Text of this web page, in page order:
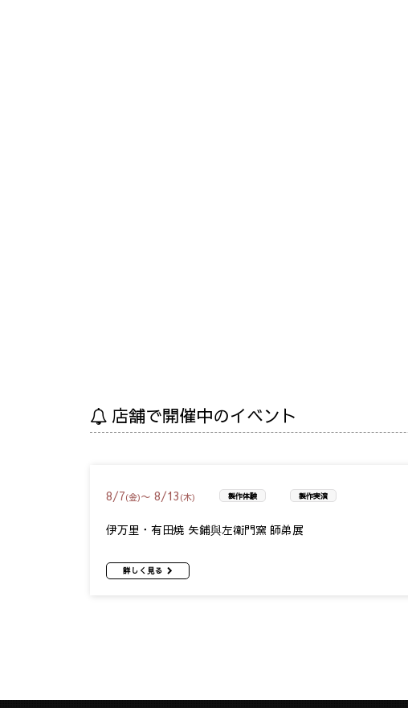
店舗で開催中のイベント
8/7(金)〜 8/13 (木) 製作体験 製作実演
伊万里・有田焼 矢鋪與左衛門窯 師弟展
詳しく見る